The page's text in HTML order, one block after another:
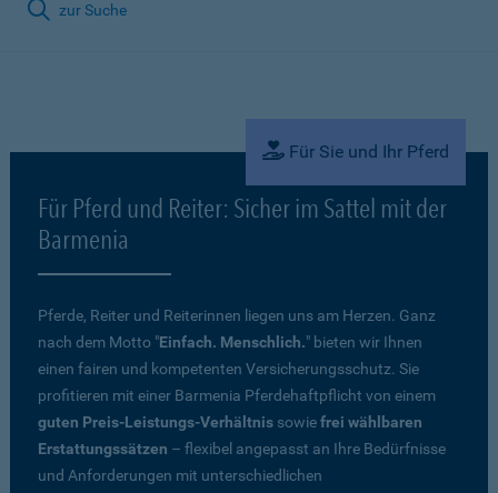
zur Suche
Für Sie und Ihr Pferd
Für Pferd und Reiter: Sicher im Sattel mit der
Barmenia
Pferde, Reiter und Reiterinnen liegen uns am Herzen. Ganz
nach dem Motto "Einfach. Menschlich." bieten wir Ihnen
einen fairen und kompetenten Versicherungsschutz. Sie
profitieren mit einer Barmenia Pferdehaftpflicht von einem
guten Preis-Leistungs-Verhältnis sowiefrei wählbaren
Erstattungssätzen – flexibel angepasst an Ihre Bedürfnisse
und Anforderungen mit unterschiedlichen